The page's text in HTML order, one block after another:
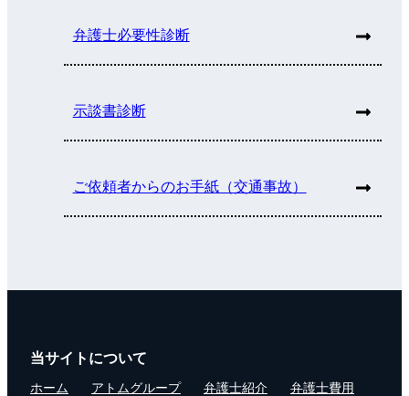
弁護士必要性診断
示談書診断
ご依頼者からのお手紙（交通事故）
当サイトについて
ホーム アトムグループ 弁護士紹介
弁護士費用